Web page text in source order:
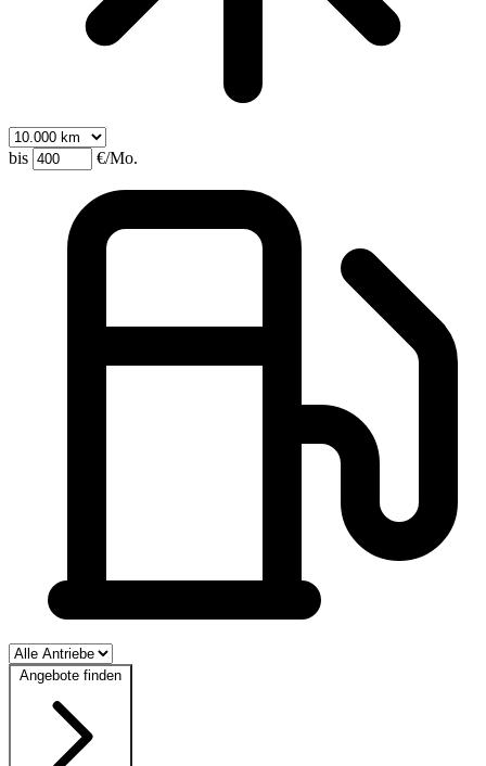
bis €/Mo.
Angebote finden